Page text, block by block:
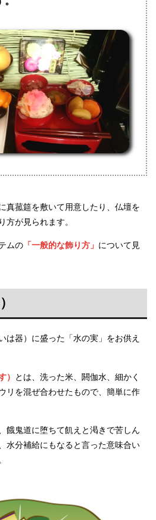
真菰筵を敷いて用意したり、仏壇を
方が見られます。
ムの 「一般的な飾り方」 について見
は器）に盛った「水の実」をお供え
）
とは、洗った米、閼伽水、細かく
リを混ぜ合わせたもので、簡単に作
餓鬼道に堕ちて飢えと渇きで苦しん
水分補給にもなると言った意味合い